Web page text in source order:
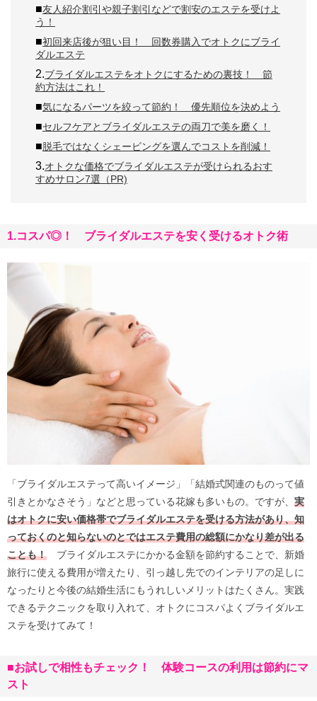
■友人紹介割引や親子割引などで割安のエステを受けよ
う！
■初回来店後が狙い目！ 回数券購入でオトクにブライ
ダルエステ
2.ブライダルエステをオトクにするための裏技！ 節
約方法はこれ！
■気になるパーツを絞って節約！ 優先順位を決めよう
■セルフケアとブライダルエステの両刀で美を磨く！
■脱毛ではなくシェービングを選んでコストを削減！
3.オトクな価格でブライダルエステが受けられるおす
すめサロン7選（PR)
1.コスパ◎！ ブライダルエステを安く受けるオトク術
「ブライダルエステって高いイメージ」「結婚式関連のものって値
引きとかなさそう」などと思っている花嫁も多いもの。ですが、 実
はオトクに安い価格帯でブライダルエステを受ける方法があり、知
っておくのと知らないのとではエステ費用の総額にかなり差が出る
ことも！ ブライダルエステにかかる金額を節約することで、新婚
旅行に使える費用が増えたり、引っ越し先でのインテリアの足しに
なったりと今後の結婚生活にもうれしいメリットはたくさん。実践
できるテクニックを取り入れて、オトクにコスパよくブライダルエ
ステを受けてみて！
■お試しで相性もチェック！ 体験コースの利用は節約にマ
スト